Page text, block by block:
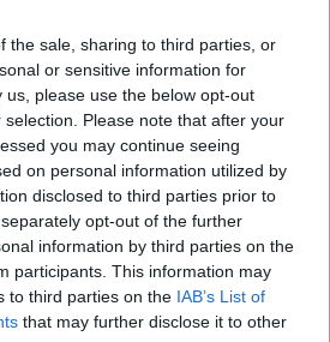
the sale, sharing to third parties, or
or sensitive information for
please use the below opt-out
Please note that after your
you may continue seeing
on personal information utilized by
disclosed to third parties prior to
opt-out of the further
information by third parties on the
participants. This information may
to third parties on the IAB’s List of
that may further disclose it to other
Ismerkedjen meg a
megelőzésének és kezelésének
TÖBBEN VÁLTAK
MILLIÁRDOSSÁ A
ZRT. JÁTÉKAIVAL TAVALY
Ötöslottóval lett gazdagabb, köztük
pedig milliárdot is meghaladó
VÁLTOZNAK A
IDŐPONTJAI